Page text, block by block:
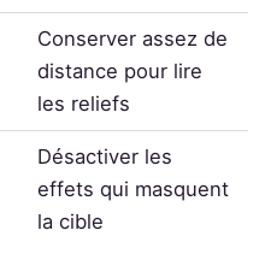
Conserver assez de
distance pour lire
les reliefs
Désactiver les
effets qui masquent
la cible